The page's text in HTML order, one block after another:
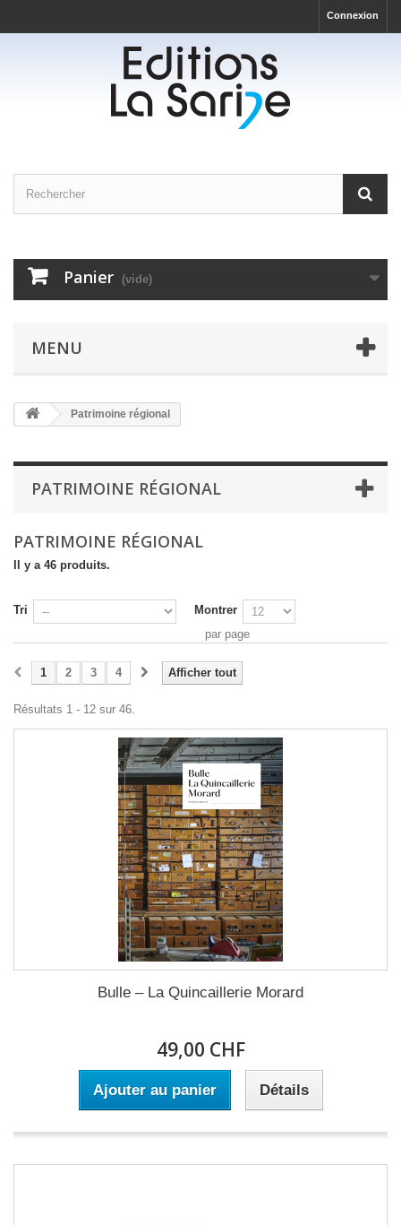
Connexion
Panier (vide)
MENU
Patrimoine régional
PATRIMOINE RÉGIONAL
PATRIMOINE RÉGIONAL
Il y a 46 produits.
Tri
Montrer
par page
Afficher tout
1 2 3 4
Résultats 1 - 12 sur 46.
Bulle – La Quincaillerie Morard
49,00 CHF
Ajouter au panier Détails